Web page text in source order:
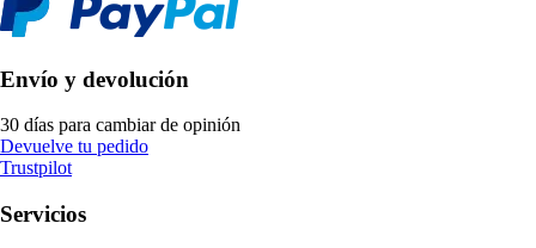
Envío y devolución
30 días para cambiar de opinión
Devuelve tu pedido
Trustpilot
Servicios